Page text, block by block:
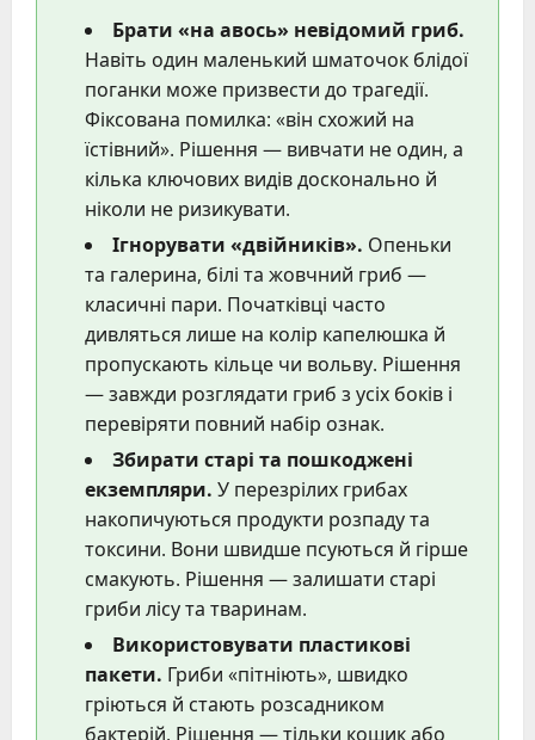
Брати «на авось» невідомий гриб.
Навіть один маленький шматочок блідої
поганки може призвести до трагедії.
Фіксована помилка: «він схожий на
їстівний». Рішення — вивчати не один, а
кілька ключових видів досконально й
ніколи не ризикувати.
Ігнорувати «двійників». Опеньки
та галерина, білі та жовчний гриб —
класичні пари. Початківці часто
дивляться лише на колір капелюшка й
пропускають кільце чи вольву. Рішення
— завжди розглядати гриб з усіх боків і
перевіряти повний набір ознак.
Збирати старі та пошкоджені
екземпляри. У перезрілих грибах
накопичуються продукти розпаду та
токсини. Вони швидше псуються й гірше
смакують. Рішення — залишати старі
гриби лісу та тваринам.
Використовувати пластикові
пакети. Гриби «пітніють», швидко
гріються й стають розсадником
бактерій. Рішення — тільки кошик або